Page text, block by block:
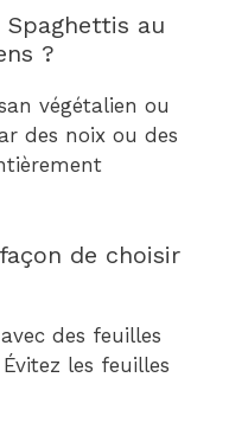
au
?
végétalien ou
des noix ou des
de choisir
des feuilles
les feuilles